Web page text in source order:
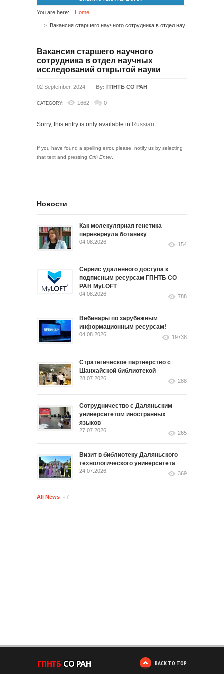
You are here: Home
Вакансия старшего научного
сотрудника в отдел научных
исследований открытой науки
02 September, 2024 By: ГПНТБ СО РАН
CATEGORY: 1662 0
Sorry, this entry is only available in Russian.
If you have found a spelling error, please, notify us by selecting
that text and pressing Ctrl+Enter.
Новости
Как молекулярная генетика
перевернула ботанику
04.08.2026 154
Сервис удалённого доступа к
подписным ресурсам ГПНТБ СО
РАН MyLOFT
04.08.2026 788
Вебинары по зарубежным
информационным ресурсам!
04.08.2026 19738
Стратегическое партнерство с
Шанхайской библиотекой
28.07.2026 288
Сотрудничество с Даляньским
университетом иностранных
языков
27.07.2026 265
Визит в библиотеку Даляньского
технологического университета
24.07.2026 369
All News
BACK TO TOP